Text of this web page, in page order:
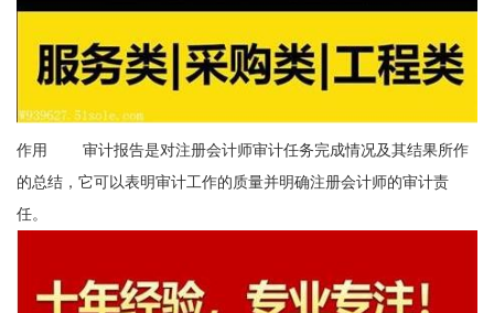
作用 审计报告是对注册会计师审计任务完成情况及其结果所作
的总结，它可以表明审计工作的质量并明确注册会计师的审计责
任。